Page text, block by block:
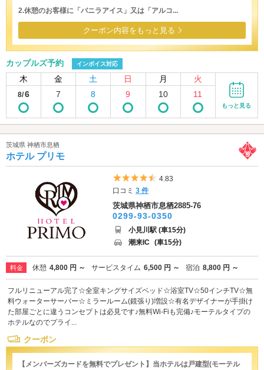
2.休憩のお客様に「バニラアイス」又は「アルコ...
クーポン内容をもっと見る
カップルズ予約 インボイス対応
木 金 土 日 月 火
8/6 7 8 9 10 11
もっと見る
茨城県 神栖市息栖
ホテル プリモ
5つ星のうち4.5
4.83
口コミ3 件
茨城県神栖市息栖2885-76
0299-93-0350
小見川駅 (車15分)
潮来IC (車15分)
料金 休憩 4,800 円 ～ サービスタイム 6,500 円 ～ 宿泊 8,800 円 ～
フルリニューアル完了☆全室キングサイズベッド☆浴室TV☆50インチTV☆無
料ウォーターサーバー☆ミラールーム(鏡張り)増設☆有名デザイナーが手掛け
た部屋ごとに違うコンセプトは必見です♪無料Wi-Fiも完備♪モーテルタイプの
ホテルなのでプライ...
クーポン
【メンバーズカードを無料でプレゼント】当ホテルは戸建型(モーテル